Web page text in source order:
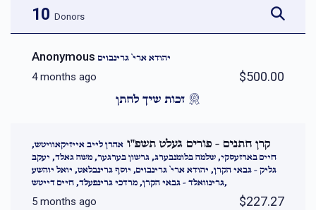
10 Donors
Anonymous יהודא ארי` גרינבוים
4 months ago
$500.00
זכות שיך לחתן
קרן חתנים - פורים געלט תשפ''ו אהרן לייב אייזיקאוויטש,
חיים בארזעסקי, שלמה בלומנבערג, גרשון בערגער, משה גאלד, יעקב
גליק - גבאי הקרן, יהודא ארי` גרינבוים, יוסף גרינבלאט, יואל יוהשע
גרינוואלד - גבאי הקרן, מרדכי גרינפעלד, חיים דייטש,
5 months ago $227.27